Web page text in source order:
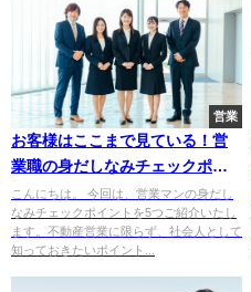
営業
お客様はここまで見ている！営
業職の身だしなみチェックポイ
ント5選
こんにちは。 今回は、​​営業マンの身だし
なみチェックポイントを5つご紹介いたし
ます。不動産営業に限らず、社会人として
知っておきたいポイント...